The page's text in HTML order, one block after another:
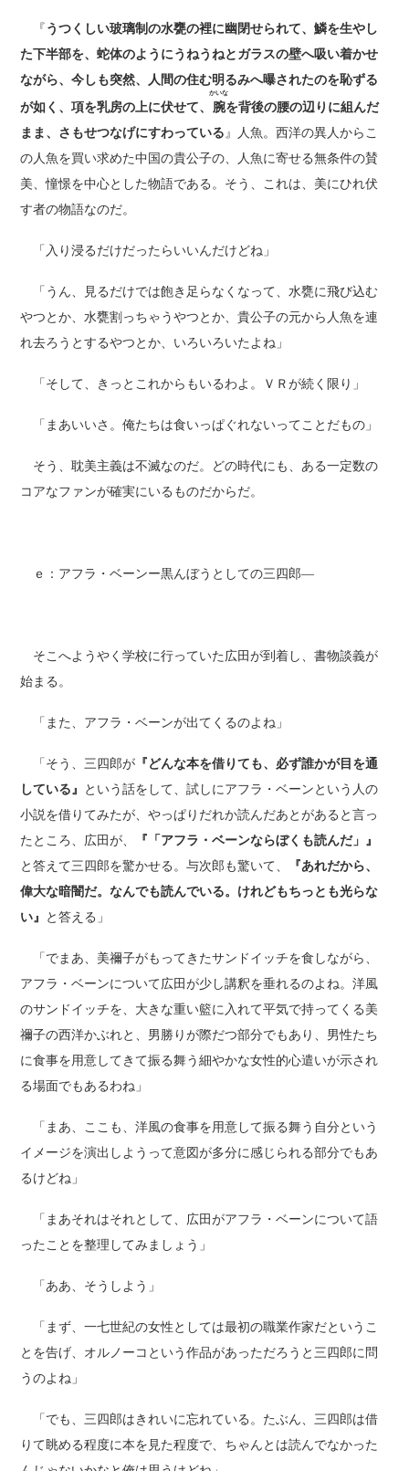
『うつくしい玻璃制の水甕の裡に幽閉せられて、鱗を生やし
た下半部を、蛇体のようにうねうねとガラスの壁へ吸い着かせ
ながら、今しも突然、人間の住む明るみへ曝されたのを恥ずる
が如く、項を乳房の上に伏せて、 腕
かいな
を背後の腰の辺りに組んだ
まま、さもせつなげにすわっている』人魚。西洋の異人からこ
の人魚を買い求めた中国の貴公子の、人魚に寄せる無条件の賛
美、憧憬を中心とした物語である。そう、これは、美にひれ伏
す者の物語なのだ。
「入り浸るだけだったらいいんだけどね」
「うん、見るだけでは飽き足らなくなって、水甕に飛び込む
やつとか、水甕割っちゃうやつとか、貴公子の元から人魚を連
れ去ろうとするやつとか、いろいろいたよね」
「そして、きっとこれからもいるわよ。ＶＲが続く限り」
「まあいいさ。俺たちは食いっぱぐれないってことだもの」
そう、耽美主義は不滅なのだ。どの時代にも、ある一定数の
コアなファンが確実にいるものだからだ。
ｅ：アフラ・ベーンー黒んぼうとしての三四郎―
そこへようやく学校に行っていた広田が到着し、書物談義が
始まる。
「また、アフラ・ベーンが出てくるのよね」
「そう、三四郎が 『どんな本を借りても、必ず誰かが目を通
している』 という話をして、試しにアフラ・ベーンという人の
小説を借りてみたが、やっぱりだれか読んだあとがあると言っ
たところ、広田が、
『「アフラ・ベーンならぼくも読んだ」』
と答えて三四郎を驚かせる。与次郎も驚いて、
『あれだから、
偉大な暗闇だ。なんでも読んでいる。けれどもちっとも光らな
い』 と答える」
「でまあ、美禰子がもってきたサンドイッチを食しながら、
アフラ・ベーンについて広田が少し講釈を垂れるのよね。洋風
のサンドイッチを、大きな重い籃に入れて平気で持ってくる美
禰子の西洋かぶれと、男勝りが際だつ部分でもあり、男性たち
に食事を用意してきて振る舞う細やかな女性的心遣いが示され
る場面でもあるわね」
「まあ、ここも、洋風の食事を用意して振る舞う自分という
イメージを演出しようって意図が多分に感じられる部分でもあ
るけどね」
「まあそれはそれとして、広田がアフラ・ベーンについて語
ったことを整理してみましょう」
「ああ、そうしよう」
「まず、一七世紀の女性としては最初の職業作家だというこ
とを告げ、オルノーコという作品があっただろうと三四郎に問
うのよね」
「でも、三四郎はきれいに忘れている。たぶん、三四郎は借
りて眺める程度に本を見た程度で、ちゃんとは読んでなかった